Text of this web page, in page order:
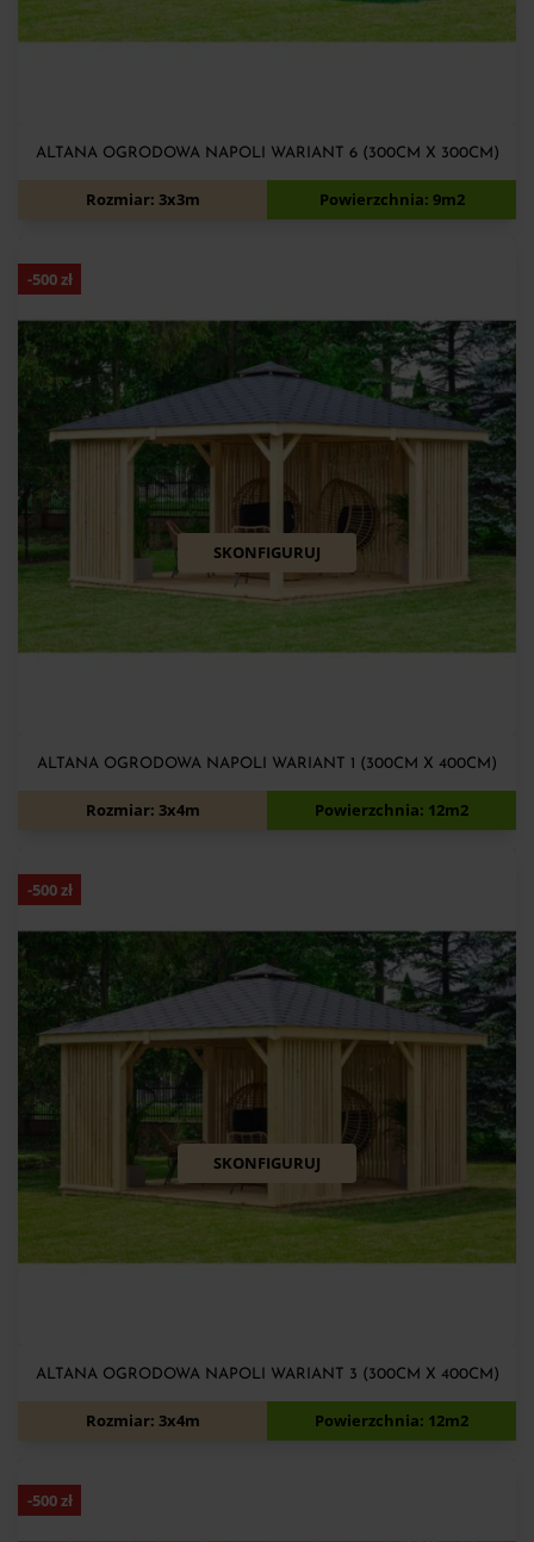
ALTANA OGRODOWA NAPOLI WARIANT 6 (300CM X 300CM)
6 890 6 490zł
Rozmiar: 3x3m Powierzchnia: 9m2
-500zł
SKONFIGURUJ
ALTANA OGRODOWA NAPOLI WARIANT 1 (300CM X 400CM)
6 720zł
Rozmiar: 3x4m Powierzchnia: 12m2
-500zł
SKONFIGURUJ
ALTANA OGRODOWA NAPOLI WARIANT 3 (300CM X 400CM)
7 320zł
Rozmiar: 3x4m Powierzchnia: 12m2
-500zł